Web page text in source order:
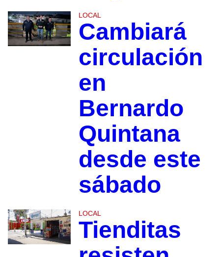
LOCAL
Cambiará
circulación
en
Bernardo
Quintana
desde este
sábado
LOCAL
Tienditas